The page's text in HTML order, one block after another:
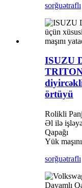
sorğuətraflı
ISUZU
örtüyü
Rolikli
Əl ilə
Qapağı
Yük
sorğuətraflı